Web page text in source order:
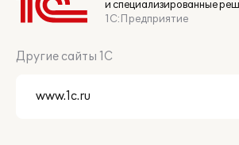
и специализированные
1С:Предприятие
Другие сайты 1С